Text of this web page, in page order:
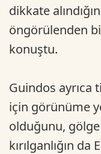
dikkate
öngörülenden
konuştu.
Guindos
için görünüme
olduğunu,
kırılganlığın